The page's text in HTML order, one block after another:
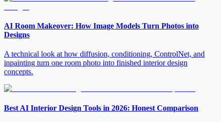
AI Room Makeover: How Image Models Turn Photos into
Designs
A technical look at how diffusion, conditioning, ControlNet, and
inpainting turn one room photo into finished interior design
concepts.
Best AI Interior Design Tools in 2026: Honest Comparison